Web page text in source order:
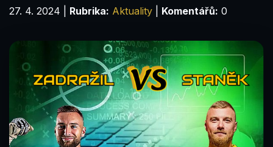
27. 4. 2024 Rubrika: Aktuality Komentářů: 0